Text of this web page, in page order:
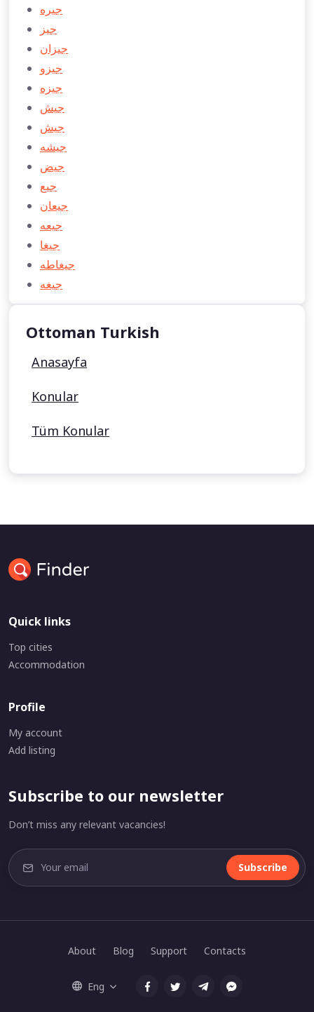
جیره
جیز
جیزان
جیزو
جیزه
جیش
جيش
جيشه
جيض
جيع
جيعان
جيعه
جيغا
جيغاطه
جيغه
Ottoman Turkish
Anasayfa
Konular
Tüm Konular
Quick links
Top cities
Accommodation
Profile
My account
Add listing
Subscribe to our newsletter
Don’t miss any relevant vacancies!
Subscribe
About Blog Support Contacts
Eng